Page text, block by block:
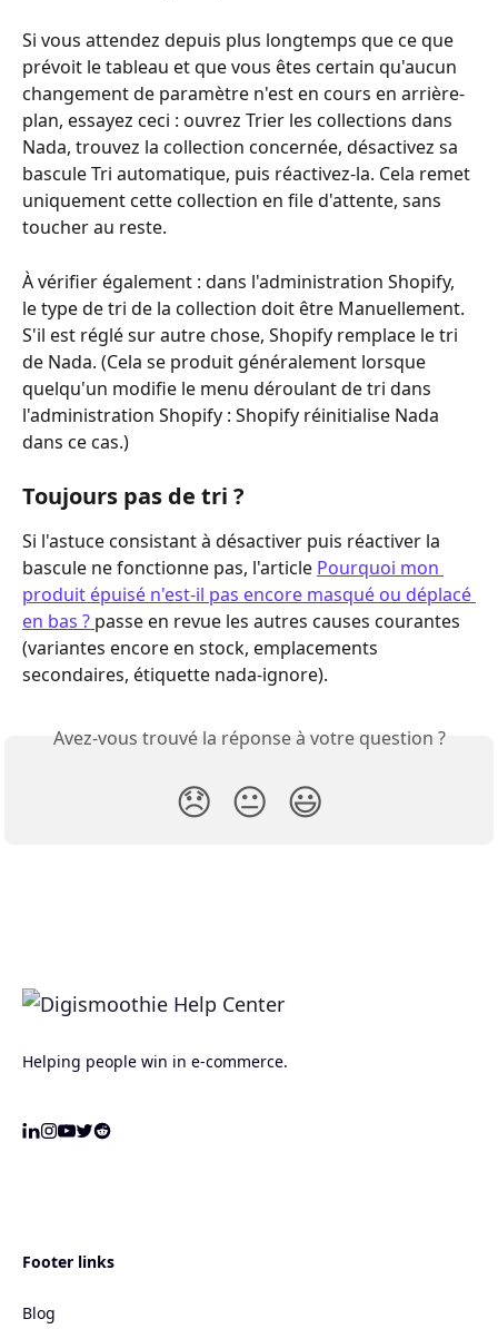
Si vous attendez depuis plus longtemps que ce que
prévoit le tableau et que vous êtes certain qu'aucun
changement de paramètre n'est en cours en arrière-
plan, essayez ceci : ouvrez Trier les collections dans
Nada, trouvez la collection concernée, désactivez sa
bascule Tri automatique, puis réactivez-la. Cela remet
uniquement cette collection en file d'attente, sans
toucher au reste.
À vérifier également : dans l'administration Shopify,
le type de tri de la collection doit être Manuellement.
S'il est réglé sur autre chose, Shopify remplace le tri
de Nada. (Cela se produit généralement lorsque
quelqu'un modifie le menu déroulant de tri dans
l'administration Shopify : Shopify réinitialise Nada
dans ce cas.)
Toujours pas de tri ?
Si l'astuce consistant à désactiver puis réactiver la
bascule ne fonctionne pas, l'article Pourquoi mon
produit épuisé n'est-il pas encore masqué ou déplacé
en bas ? passe en revue les autres causes courantes
(variantes encore en stock, emplacements
secondaires, étiquette nada-ignore).
Avez-vous trouvé la réponse à votre question ?
😞 😐 😃
Helping people win in e-commerce.
Footer links
Blog